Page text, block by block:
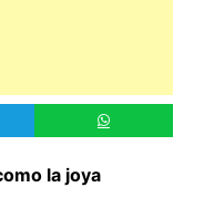
la joya